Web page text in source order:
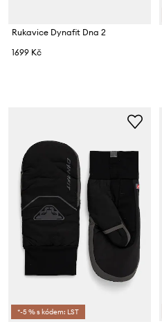
Rukavice Dynafit Dna 2
1699 Kč
*-5 % s kódem: LST